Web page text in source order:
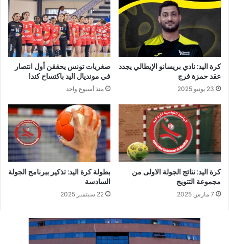
كرة اليد: نادي بريسانو الإيطالي يجدد
عقد حمزة فرج
23 يونيو 2025
صغريات تونس يحققن أول انتصار
في مونديال اليد باكتساح كندا
منذ أسبوع واحد
كرة اليد: نتائج الجولة الاولى من
مجموعة التتويج
7 مارس 2025
بطولة كرة اليد: تذكير ببرنامج الجولة
السادسة
22 سبتمبر 2025